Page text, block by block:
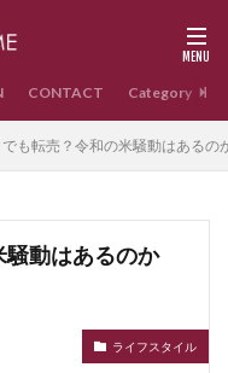
CONTACT Category
でも転売？令和の米騒動はあるの
騒動はあるのか
ライフスタイル